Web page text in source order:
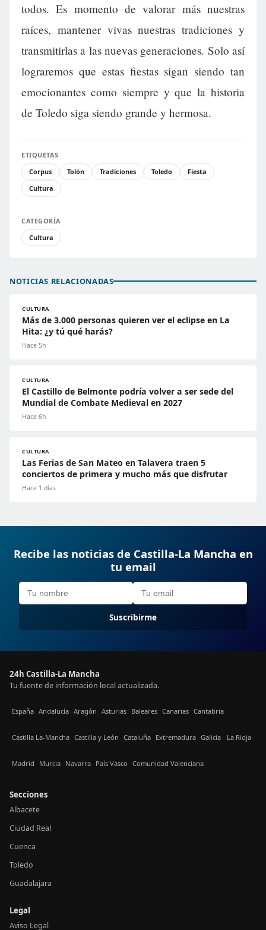
todos. Es momento de valorar más nuestras
raíces, mantener vivas nuestras tradiciones y
transmitirlas a las nuevas generaciones. Solo así
lograremos que estas fiestas sigan siendo tan
emocionantes como siempre y que la historia
de Toledo siga siendo grande y hermosa.
ETIQUETAS
Corpus
Tolón Tradiciones Toledo
Fiesta
Cultura
CATEGORÍA
Cultura
NOTICIAS RELACIONADAS
CULTURA
Más de 3.000 personas quieren ver el eclipse en La
Hita: ¿y tú qué harás?
Hace 5h
CULTURA
El Castillo de Belmonte podría volver a ser sede del
Mundial de Combate Medieval en 2027
Hace 6h
CULTURA
Las Ferias de San Mateo en Talavera traen 5
conciertos de primera y mucho más que disfrutar
Hace 1 días
Recibe las noticias de Castilla-La Mancha en
tu email
Suscribirme
24h Castilla-La Mancha
Tu fuente de información local actualizada.
España Andalucía Aragón Asturias Baleares Canarias Cantabria
Castilla La-Mancha Castilla y León Cataluña Extremadura Galicia La Rioja
Madrid Murcia Navarra País Vasco Comunidad Valenciana
Secciones
Albacete
Ciudad Real
Cuenca
Toledo
Guadalajara
Legal
Aviso Legal